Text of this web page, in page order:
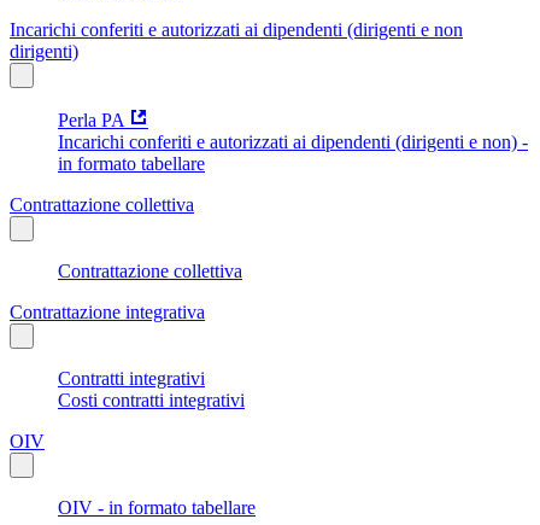
Incarichi conferiti e autorizzati ai dipendenti (dirigenti e non
dirigenti)
Perla PA
Incarichi conferiti e autorizzati ai dipendenti (dirigenti e non) -
in formato tabellare
Contrattazione collettiva
Contrattazione collettiva
Contrattazione integrativa
Contratti integrativi
Costi contratti integrativi
OIV
OIV - in formato tabellare